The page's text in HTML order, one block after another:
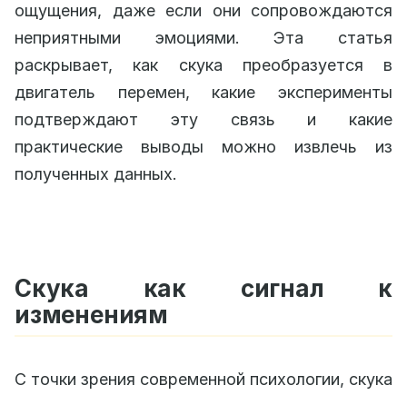
ощущения, даже если они сопровождаются
неприятными эмоциями. Эта статья
раскрывает, как скука преобразуется в
двигатель перемен, какие эксперименты
подтверждают эту связь и какие
практические выводы можно извлечь из
полученных данных.
Скука как сигнал к
изменениям
С точки зрения современной психологии, скука